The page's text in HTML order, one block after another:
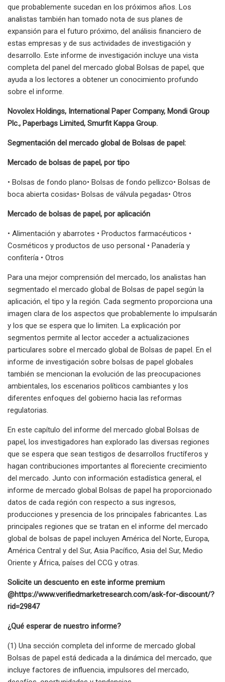
que probablemente sucedan en los próximos años. Los
analistas también han tomado nota de sus planes de
expansión para el futuro próximo, del análisis financiero de
estas empresas y de sus actividades de investigación y
desarrollo. Este informe de investigación incluye una vista
completa del panel del mercado global Bolsas de papel, que
ayuda a los lectores a obtener un conocimiento profundo
sobre el informe.
Novolex Holdings, International Paper Company, Mondi Group
Plc., Paperbags Limited, Smurfit Kappa Group.
Segmentación del mercado global de Bolsas de papel:
Mercado de bolsas de papel, por tipo
• Bolsas de fondo plano• Bolsas de fondo pellizco• Bolsas de
boca abierta cosidas• Bolsas de válvula pegadas• Otros
Mercado de bolsas de papel, por aplicación
• Alimentación y abarrotes • Productos farmacéuticos •
Cosméticos y productos de uso personal • Panadería y
confitería • Otros
Para una mejor comprensión del mercado, los analistas han
segmentado el mercado global de Bolsas de papel según la
aplicación, el tipo y la región. Cada segmento proporciona una
imagen clara de los aspectos que probablemente lo impulsarán
y los que se espera que lo limiten. La explicación por
segmentos permite al lector acceder a actualizaciones
particulares sobre el mercado global de Bolsas de papel. En el
informe de investigación sobre bolsas de papel globales
también se mencionan la evolución de las preocupaciones
ambientales, los escenarios políticos cambiantes y los
diferentes enfoques del gobierno hacia las reformas
regulatorias.
En este capítulo del informe del mercado global Bolsas de
papel, los investigadores han explorado las diversas regiones
que se espera que sean testigos de desarrollos fructíferos y
hagan contribuciones importantes al floreciente crecimiento
del mercado. Junto con información estadística general, el
informe de mercado global Bolsas de papel ha proporcionado
datos de cada región con respecto a sus ingresos,
producciones y presencia de los principales fabricantes. Las
principales regiones que se tratan en el informe del mercado
global de bolsas de papel incluyen América del Norte, Europa,
América Central y del Sur, Asia Pacífico, Asia del Sur, Medio
Oriente y África, países del CCG y otras.
Solicite un descuento en este informe premium
@https://www.verifiedmarketresearch.com/ask-for-discount/?
rid=29847
¿Qué esperar de nuestro informe?
(1) Una sección completa del informe de mercado global
Bolsas de papel está dedicada a la dinámica del mercado, que
incluye factores de influencia, impulsores del mercado,